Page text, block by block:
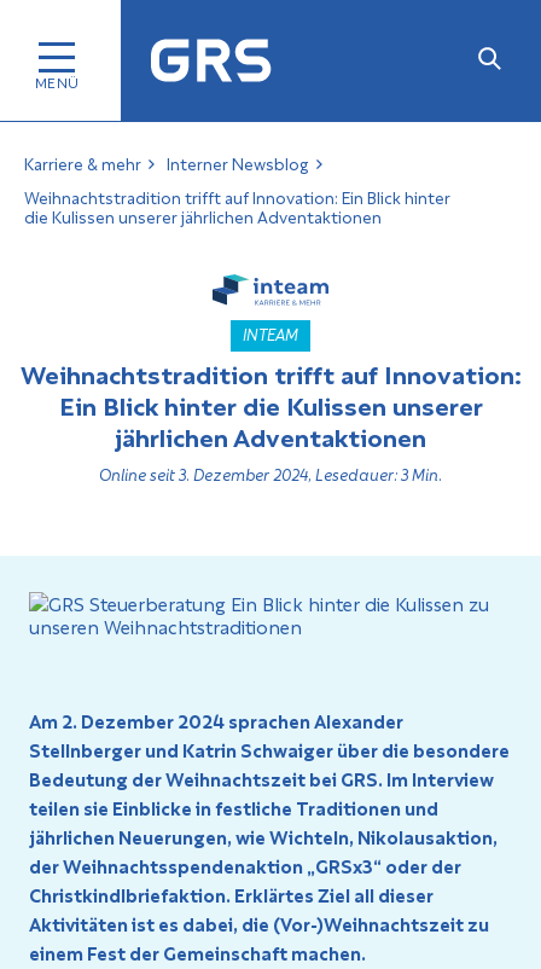
Karriere & mehr
Interner Newsblog
Weihnachtstradition trifft auf Innovation: Ein Blick hinter
die Kulissen unserer jährlichen Adventaktionen
INTEAM
Weihnachtstradition trifft auf Innovation:
Ein Blick hinter die Kulissen unserer
jährlichen Adventaktionen
Online seit 3. Dezember 2024, Lesedauer: 3 Min.
Am 2. Dezember 2024 sprachenAlexander
Stellnbergerund Katrin Schwaigerüber die besondere
Bedeutung der Weihnachtszeit bei GRS. Im Interview
teilen sie Einblicke in festliche Traditionen und
jährlichen Neuerungen, wie Wichteln, Nikolausaktion,
der Weihnachtsspendenaktion „GRSx3“ oder der
Christkindlbriefaktion. Erklärtes Ziel all dieser
Aktivitäten ist es dabei, die (Vor-)Weihnachtszeit zu
einem Fest der Gemeinschaft machen.